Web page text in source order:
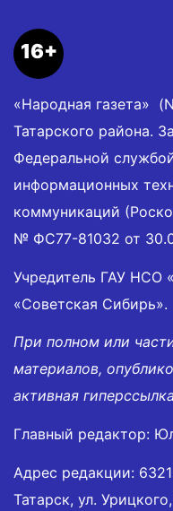
16+
«Народная газета»
Татарского района.
Федеральной
информационных
коммуникаций
№ ФС77-81032 от
Учредитель ГАУ НСО
«Советская Сибирь».
При полном или
материалов,
активная
Главный редактор:
Адрес редакции:
Татарск, ул.